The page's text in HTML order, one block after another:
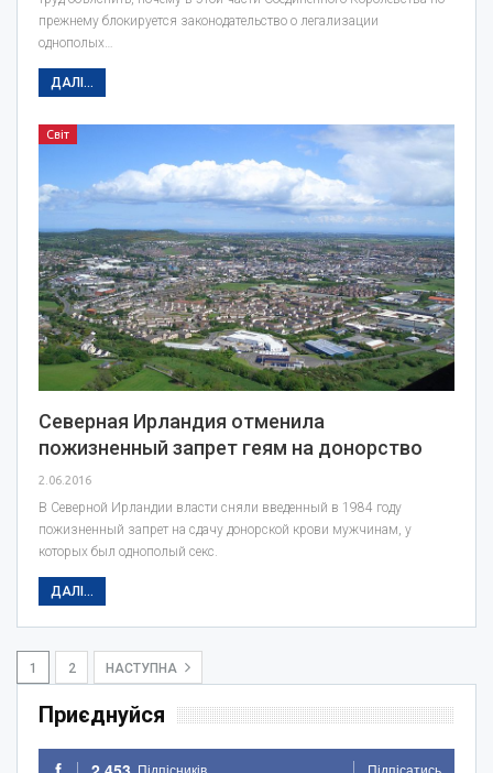
прежнему блокируется законодательство о легализации
однополых…
ДАЛІ...
Світ
Северная Ирландия отменила
пожизненный запрет геям на донорство
2.06.2016
В Северной Ирландии власти сняли введенный в 1984 году
пожизненный запрет на сдачу донорской крови мужчинам, у
которых был однополый секс.
ДАЛІ...
1 2 НАСТУПНА
Приєднуйся
Підпісників Підпісатись